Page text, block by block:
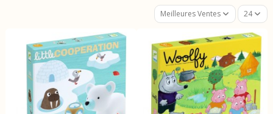
Meilleures Ventes 24